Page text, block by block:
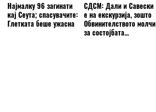
Најмалку 96 загинати
кај Сеута; спасувачите:
Глетката беше ужасна
СДСМ: Дали и Савески
е на екскурзија, зошто
Обвинителството молчи
за состојбата...